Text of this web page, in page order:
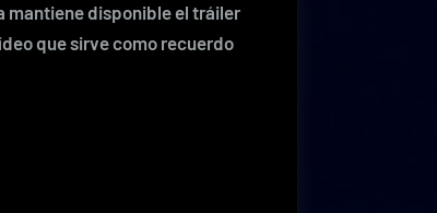
mantiene disponible el tráiler
que sirve como recuerdo